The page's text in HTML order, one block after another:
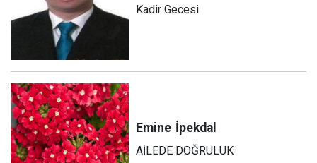
Kadir Gecesi
Emine İpekdal
AİLEDE DOĞRULUK